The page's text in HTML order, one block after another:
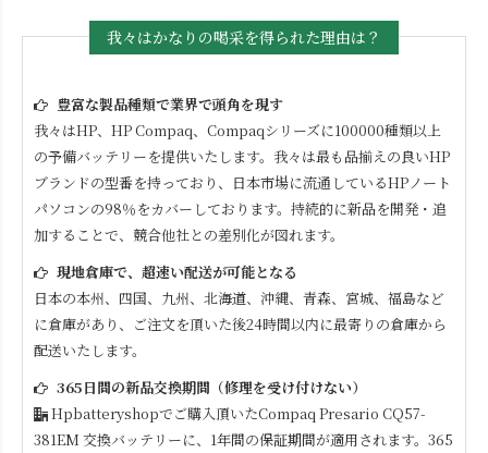
我々はかなりの喝采を得られた理由は？
豊富な製品種類で業界で頭角を現す
我々はHP、HP Compaq、Compaqシリーズに100000種類以上
の予備バッテリーを提供いたします。我々は最も品揃えの良いHP
ブランドの型番を持っており、日本市場に流通しているHPノート
パソコンの98％をカバーしております。持続的に新品を開発・追
加することで、競合他社との差別化が図れます。
現地倉庫で、超速い配送が可能となる
日本の本州、四国、九州、北海道、沖縄、青森、宮城、福島など
に倉庫があり、ご注文を頂いた後24時間以内に最寄りの倉庫から
配送いたします。
365日間の新品交換期間（修理を受け付けない）
Hpbatteryshopでご購入頂いたCompaq Presario CQ57-
381EM交換バッテリーに、1年間の保証期間が適用されます。365